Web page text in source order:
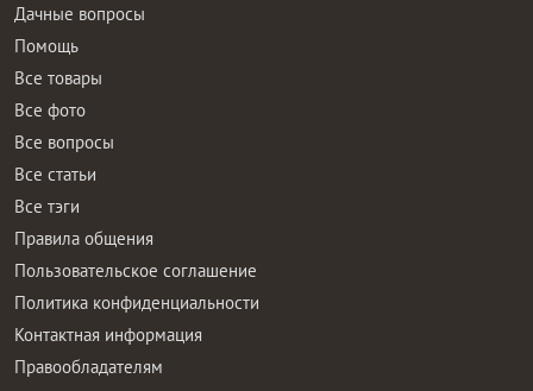
Дачные вопросы
Помощь
Все товары
Все фото
Все вопросы
Все статьи
Все тэги
Правила общения
Пользовательское соглашение
Политика конфиденциальности
Контактная информация
Правообладателям